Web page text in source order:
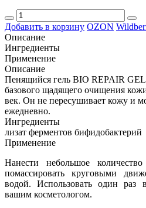
Добавить в корзину OZON
Описание
Ингредиенты
Применение
Описание
Пенящийся гель BIO REPAIR
базового щадящего очищения
век. Он не пересушивает кожу и
ежедневно.
Ингредиенты
лизат ферментов бифидобактерий
Применение
Нанести небольшое
помассировать круговыми
водой. Использовать один раз
вашим косметологом.